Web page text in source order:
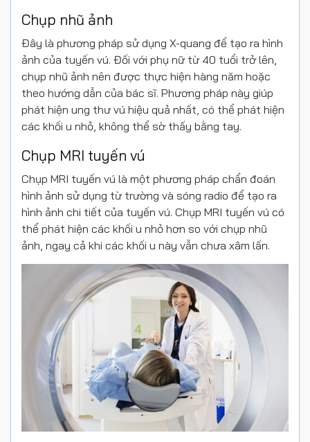
Chụp nhũ ảnh
Đây là phương pháp sử dụng X-quang để tạo ra hình
ảnh của tuyến vú. Đối với phụ nữ từ 40 tuổi trở lên,
chụp nhũ ảnh nên được thực hiện hàng năm hoặc
theo hướng dẫn của bác sĩ. Phương pháp này giúp
phát hiện ung thư vú hiệu quả nhất, có thể phát hiện
các khối u nhỏ, không thể sờ thấy bằng tay.
Chụp MRI tuyến vú
Chụp MRI tuyến vú là một phương pháp chẩn đoán
hình ảnh sử dụng từ trường và sóng radio để tạo ra
hình ảnh chi tiết của tuyến vú. Chụp MRI tuyến vú có
thể phát hiện các khối u nhỏ hơn so với chụp nhũ
ảnh, ngay cả khi các khối u này vẫn chưa xâm lấn.